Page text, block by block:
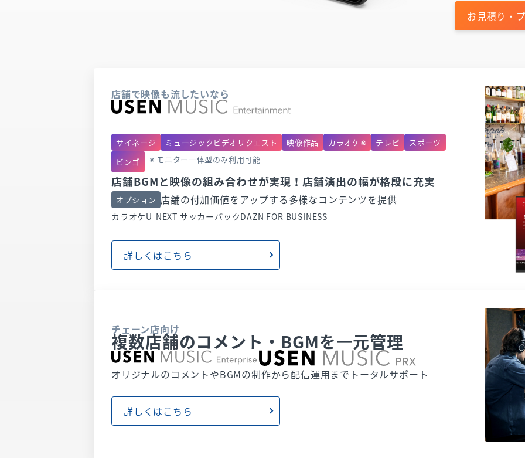
お見積り・
店舗で映像も流したいなら
サイネージ ミュージックビデオリクエスト 映像作品 カラオケ※ テレビ
スポーツ
ビンゴ
※ モニター一体型のみ利用可能
店舗BGMと映像の組み合わせが実現！店舗演出の幅が格段に充実
オプション 店舗の付加価値をアップする多様なコンテンツを提供
カラオケU-NEXT サッカーパックDAZN FOR BUSINESS
詳しくはこちら
チェーン店向け
複数店舗のコメント・BGMを一元管理
オリジナルのコメントやBGMの制作から配信運用までトータルサポート
詳しくはこちら